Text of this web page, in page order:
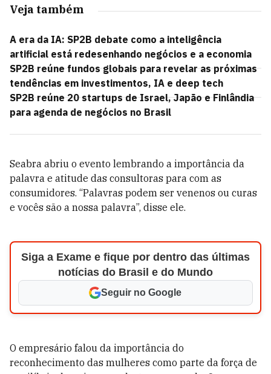
Veja também
A era da IA: SP2B debate como a inteligência
artificial está redesenhando negócios e a economia
SP2B reúne fundos globais para revelar as próximas
tendências em investimentos, IA e deep tech
SP2B reúne 20 startups de Israel, Japão e Finlândia
para agenda de negócios no Brasil
Seabra abriu o evento lembrando a importância da
palavra e atitude das consultoras para com as
consumidores. “Palavras podem ser venenos ou curas
e vocês são a nossa palavra”, disse ele.
Siga a Exame e fique por dentro das últimas
notícias do Brasil e do Mundo
Seguir no Google
O empresário falou da importância do
reconhecimento das mulheres como parte da força de